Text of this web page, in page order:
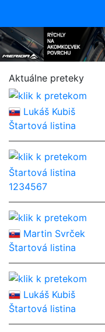
Aktuálne preteky
Lukáš Kubiš
Štartová listina
Štartová listina
1234567
Martin Svrček
Štartová listina
Lukáš Kubiš
Štartová listina